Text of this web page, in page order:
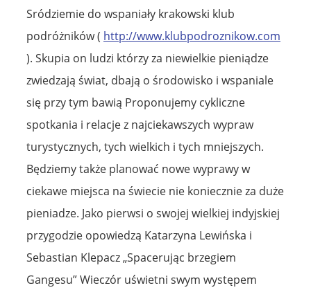
Sródziemie do wspaniały krakowski klub
podróżników ( http://www.klubpodroznikow.com
). Skupia on ludzi którzy za niewielkie pieniądze
zwiedzają świat, dbają o środowisko i wspaniale
się przy tym bawią Proponujemy cykliczne
spotkania i relacje z najciekawszych wypraw
turystycznych, tych wielkich i tych mniejszych.
Będziemy także planować nowe wyprawy w
ciekawe miejsca na świecie nie koniecznie za duże
pieniadze. Jako pierwsi o swojej wielkiej indyjskiej
przygodzie opowiedzą Katarzyna Lewińska i
Sebastian Klepacz „Spacerując brzegiem
Gangesu” Wieczór uświetni swym występem